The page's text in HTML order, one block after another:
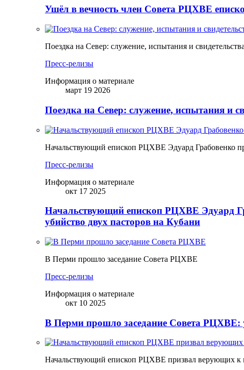
Ушёл в вечность член Совета РЦХВЕ
Поездка на Север: служение, испытания и
Пресс-релизы
Информация о материале
март 19 2026
Поездка на Север: служение, испытания и
Начальствующий епископ РЦХВЕ Эдуард Грабовенко
Пресс-релизы
Информация о материале
окт 17 2025
Начальствующий епископ РЦХВЕ Эдуард
убийство двух пасторов на Кубани
В Перми прошло заседание Совета РЦХВЕ
Пресс-релизы
Информация о материале
окт 10 2025
В Перми прошло заседание Совета РЦХВЕ:
Начальствующий епископ РЦХВЕ призвал верующих к